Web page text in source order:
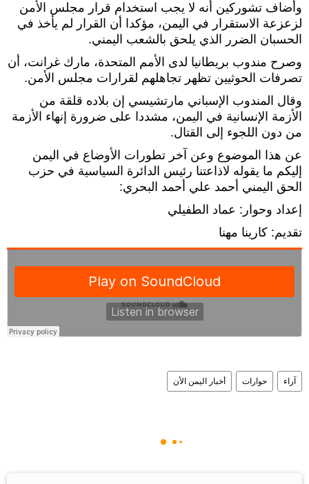
وأضاف تشوركين أنه لا يجب استخدام قرار مجلس الأمن
لزعزعة الاستقرار في اليمن، مؤكدا أن القرار لم يأخذ في
الحسبان الضرر الذي يلحق بالشعب اليمني.
وصرح مندوب بريطانيا لدى الأمم المتحدة، مارك غرانت، أن
تصرفات الحوثيين تظهر تجاهلهم لقرارات مجلس الأمن.
وقال المندوب الإسباني مارتشيسي إن بلاده قلقة من
الأزمة الإنسانية في اليمن، مشددا على ضرورة إنهاء الأزمة
من دون اللجوء إلى القتال.
عن هذا الموضوع وعن آخر تطورات الأوضاع في اليمن
إليكم ما يقوله لاذاعتنا رئيس الدائرة السياسية في حزب
الحق اليمني أحمد علي أحمد البحري:
إعداد وحوار: عماد الطفيلي
تقديم: كارينا مهنا
آراء حوارات أخبار اليمن الأن